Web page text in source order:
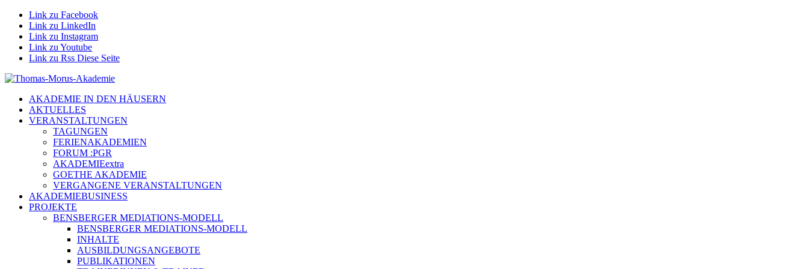
Link zu Facebook
Link zu LinkedIn
Link zu Instagram
Link zu Youtube
Link zu Rss Diese Seite
AKADEMIE IN DEN HÄUSERN
AKTUELLES
VERANSTALTUNGEN
TAGUNGEN
FERIENAKADEMIEN
FORUM :PGR
AKADEMIEextra
GOETHE AKADEMIE
VERGANGENE VERANSTALTUNGEN
AKADEMIEBUSINESS
PROJEKTE
BENSBERGER MEDIATIONS-MODELL
BENSBERGER MEDIATIONS-MODELL
INHALTE
AUSBILDUNGSANGEBOTE
PUBLIKATIONEN